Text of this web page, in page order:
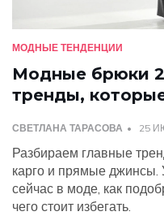
МОДНЫЕ ТЕНДЕНЦИИ
Модные брюки
тренды,
СВЕТЛАНА ТАРАСОВА 25
Разбираем главные
карго и прямые джинсы.
сейчас в моде, как
чего стоит избегать.